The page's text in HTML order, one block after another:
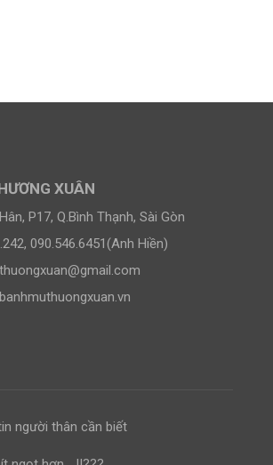
XUÂN
P17, Q.Bình Thạnh, Sài Gòn
090.546.6451(Anh Hiền)
người thân cần biết